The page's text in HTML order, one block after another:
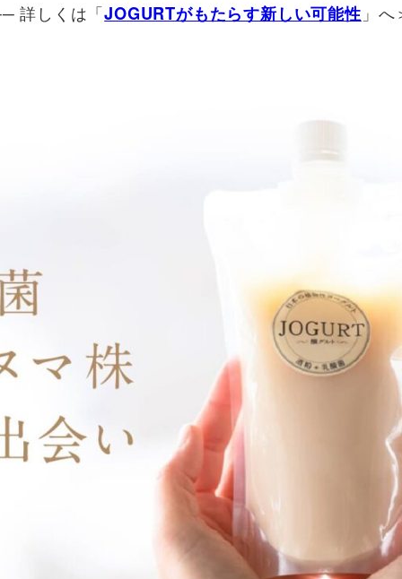
詳しくは「JOGURTがもたらす新しい可能性 」へ